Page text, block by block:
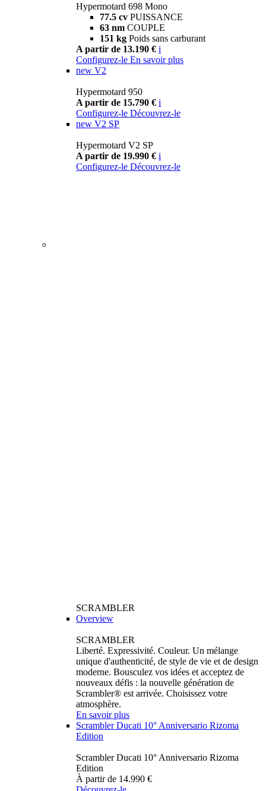
Hypermotard 698 Mono
77.5 cv PUISSANCE
63 nm COUPLE
151 kg Poids sans carburant
A partir de 13.190 € i
Configurez-le En savoir plus
new V2
Hypermotard 950
A partir de 15.790 € i
Configurez-le Découvrez-le
new V2 SP
Hypermotard V2 SP
A partir de 19.990 € i
Configurez-le Découvrez-le
SCRAMBLER
Overview
SCRAMBLER
Liberté. Expressivité. Couleur. Un mélange
unique d'authenticité, de style de vie et de design
moderne. Bousculez vos idées et acceptez de
nouveaux défis : la nouvelle génération de
Scrambler® est arrivée. Choisissez votre
atmosphère.
En savoir plus
Scrambler Ducati 10° Anniversario Rizoma
Edition
Scrambler Ducati 10° Anniversario Rizoma
Edition
À partir de 14.990 €